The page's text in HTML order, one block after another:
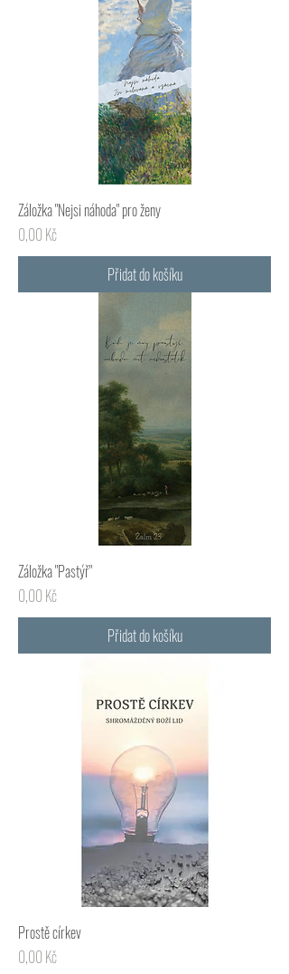
Záložka "Nejsi náhoda" pro ženy
Cena
0,00 Kč
Přidat do košíku
Záložka "Pastýř"
Cena
0,00 Kč
Přidat do košíku
Prostě církev
Cena
0,00 Kč